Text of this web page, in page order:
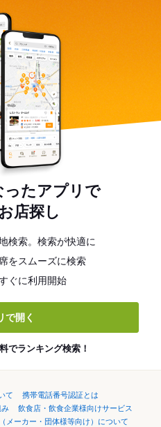
ったアプリで
店探し
検索。検索が快適に
をスムーズに検索
ぐに利用開始
で開く
でランキング検索！
て
携帯電話番号認証とは
飲食店・飲食企業様向けサービス
メーカー・団体様等向け）について